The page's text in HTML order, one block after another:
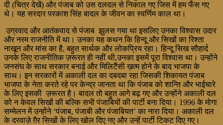
दी (चित्र देखें) और पंजाब को उस दलदल से निकाल गए जिस में हम फँस गए
थे। यह सरदार परकाश सिंह बादल के जीवन का स्वर्णिम काल था।
उग्रवाद और आतंकवाद से पंजाब झुलस गया था इसलिए उनका विश्वास उदार
और नरम राजनीति में था। उनका यह कथन कि हिन्दू और सिखों का रिश्ता
नाखून और मांस का है, बहुत सार्थक और लोकप्रिय रहा। हिन्दू सिख सौहार्द
उनके लिए राजनीतिक ज़रूरत ही नहीं थी,उनका इसमें पूरा विश्वास था। उन्होंने
जनसंघ के साथ सरकार बनाई और मिलिटैंसी ख़त्म होने के बाद भाजपा के
साथ। इन सरकारों में अकाली दल का दबदबा रहा जिसकी शिकायत पंजाब
भाजपा के नेता करते रहे पर केन्द्र जानता था कि पंजाब को शान्ति और भाईचारे
के लिए इसकी ज़रूरत है। बादल तो बहुत आगे बढ़ गए और उन्होंने अकाली दल
को न केवल सिखों की बल्कि सभी पंजाबियों की पार्टी बना दिया। 1996 के मोगा
सम्मेलन में उन्होंने ‘पंजाब, पंजाबी और पंजाबियत’ का नारा दिया। अकाली दल
के दरवाज़े ग़ैर सिखों के लिए खोल दिए गए और उन्हें पार्टी टिकट दिए गए।